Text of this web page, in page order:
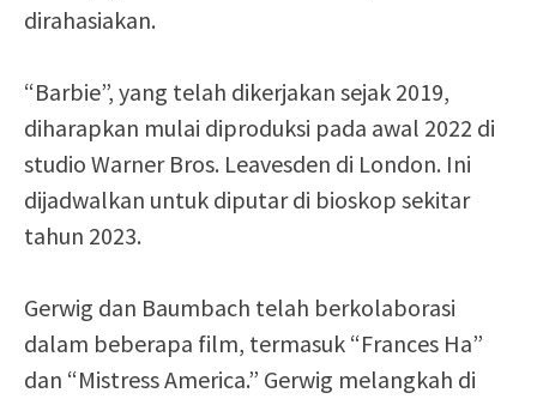
dirahasiakan.
“Barbie”, yang telah dikerjakan sejak 2019,
diharapkan mulai diproduksi pada awal 2022 di
studio Warner Bros. Leavesden di London. Ini
dijadwalkan untuk diputar di bioskop sekitar
tahun 2023.
Gerwig dan Baumbach telah berkolaborasi
dalam beberapa film, termasuk “Frances Ha”
dan “Mistress America.” Gerwig melangkah di